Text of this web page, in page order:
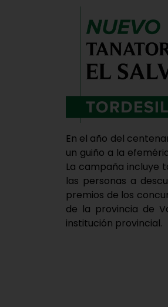
En el año del
un guiño a la
La campaña incluye
las personas a
premios de los
de la provincia de
institución provincial.